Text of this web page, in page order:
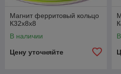
Магнит ферритовый кольцо
К32х8х8
В наличии
Цену уточняйте